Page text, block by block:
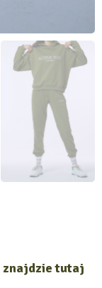
znajdzie tutaj